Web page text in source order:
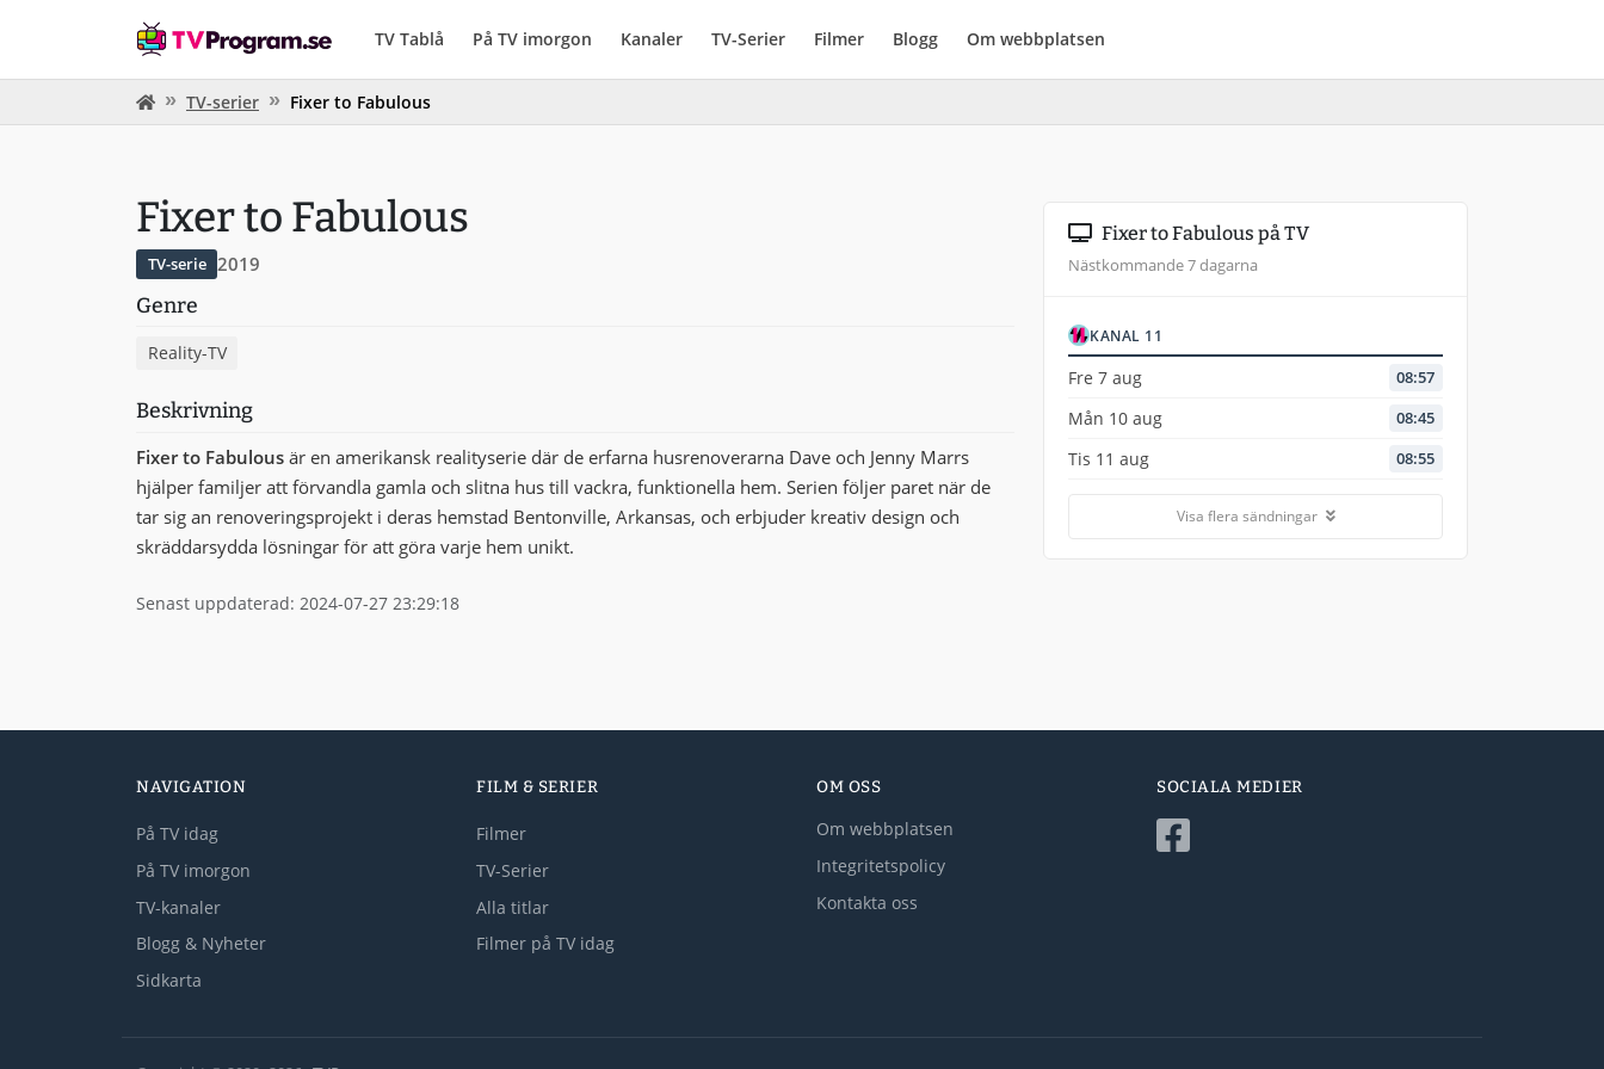
TV Tablå På TV imorgon Kanaler TV-Serier Filmer Blogg Om webbplatsen
TV-serier Fixer to Fabulous
Fixer to Fabulous
TV-serie 2019
Genre
Reality-TV
Beskrivning
Fixer to Fabulous är en amerikansk realityserie där de erfarna husrenoverarna Dave och Jenny Marrs
hjälper familjer att förvandla gamla och slitna hus till vackra, funktionella hem. Serien följer paret när de
tar sig an renoveringsprojekt i deras hemstad Bentonville, Arkansas, och erbjuder kreativ design och
skräddarsydda lösningar för att göra varje hem unikt.
Senast uppdaterad: 2024-07-27 23:29:18
Fixer to Fabulous på TV
Nästkommande 7 dagarna
KANAL 11
Fre 7 aug 08:57
Mån 10 aug 08:45
Tis 11 aug 08:55
Visa flera sändningar
NAVIGATION
På TV idag
På TV imorgon
TV-kanaler
Blogg & Nyheter
Sidkarta
FILM & SERIER
Filmer
TV-Serier
Alla titlar
Filmer på TV idag
OM OSS
Om webbplatsen
Integritetspolicy
Kontakta oss
SOCIALA MEDIER